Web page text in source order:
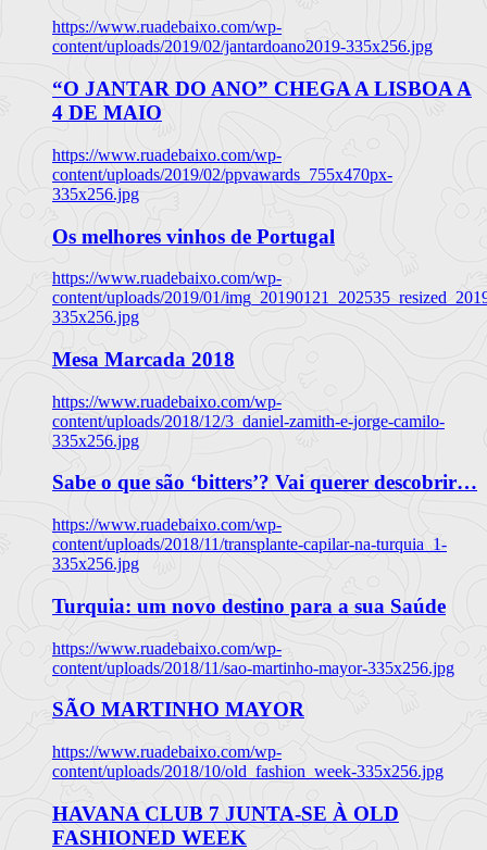
https://www.ruadebaixo.com/wp-
content/uploads/2019/02/jantardoano2019-335x256.jpg
“O JANTAR DO ANO” CHEGA A LISBOA A
4 DE MAIO
https://www.ruadebaixo.com/wp-
content/uploads/2019/02/ppvawards_755x470px-
335x256.jpg
Os melhores vinhos de Portugal
https://www.ruadebaixo.com/wp-
content/uploads/2019/01/
335x256.jpg
Mesa Marcada 2018
https://www.ruadebaixo.com/wp-
content/uploads/2018/12/3_daniel-zamith-e-jorge-camilo-
335x256.jpg
Sabe o que são ‘bitters’? Vai querer descobrir…
https://www.ruadebaixo.com/wp-
content/uploads/2018/11/transplante-capilar-na-turquia_1-
335x256.jpg
Turquia: um novo destino para a sua Saúde
https://www.ruadebaixo.com/wp-
content/uploads/2018/11/sao-martinho-mayor-335x256.jpg
SÃO MARTINHO MAYOR
https://www.ruadebaixo.com/wp-
content/uploads/2018/10/old_fashion_week-335x256.jpg
HAVANA CLUB 7 JUNTA-SE À OLD
FASHIONED WEEK